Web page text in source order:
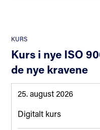
KURS
Kurs i nye ISO
de nye kravene
25. august 2026
Digitalt kurs